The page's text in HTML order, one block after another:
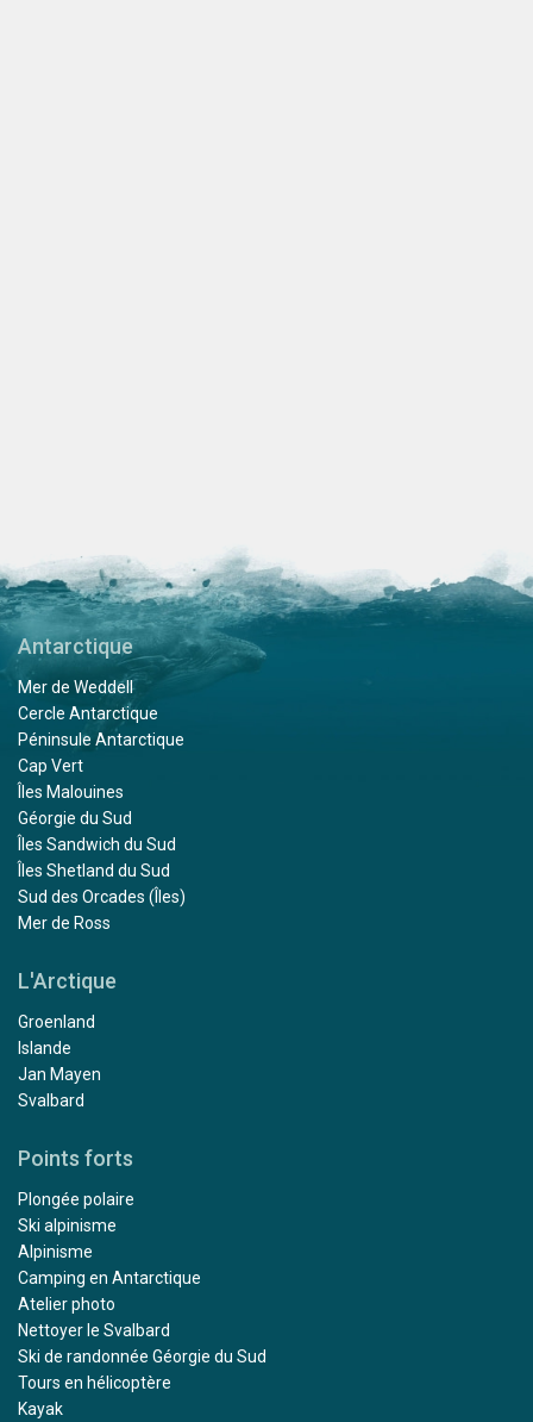
Antarctique
Mer de Weddell
Cercle Antarctique
Péninsule Antarctique
Cap Vert
Îles Malouines
Géorgie du Sud
Îles Sandwich du Sud
Îles Shetland du Sud
Sud des Orcades (Îles)
Mer de Ross
L'Arctique
Groenland
Islande
Jan Mayen
Svalbard
Points forts
Plongée polaire
Ski alpinisme
Alpinisme
Camping en Antarctique
Atelier photo
Nettoyer le Svalbard
Ski de randonnée Géorgie du Sud
Tours en hélicoptère
Kayak